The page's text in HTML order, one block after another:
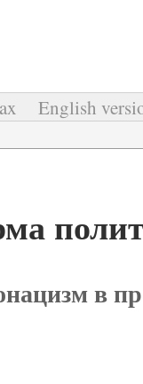
English
в